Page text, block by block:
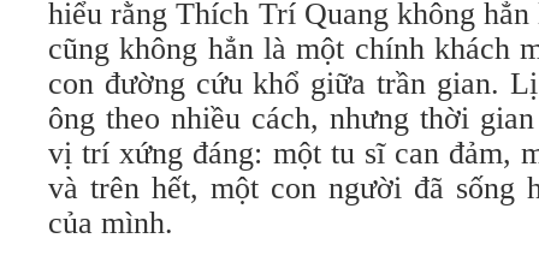
hiểu rằng Thích Trí Quang không
cũng không hẳn là một chính khách
con đường cứu khổ giữa trần gian.
ông theo nhiều cách, nhưng thời
vị trí xứng đáng: một tu sĩ can đảm,
và trên hết, một con người đã sống
của mình.